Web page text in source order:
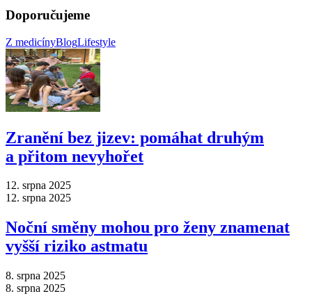
Doporučujeme
Z medicínyBlogLifestyle
Zranění bez jizev: pomáhat druhým
a přitom nevyhořet
12. srpna 2025
12. srpna 2025
Noční směny mohou pro ženy znamenat
vyšší riziko astmatu
8. srpna 2025
8. srpna 2025